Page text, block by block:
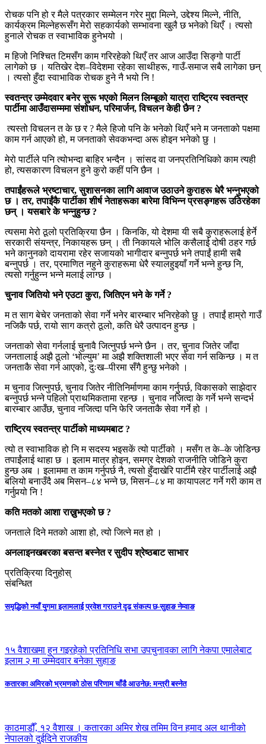
रोचक पनि हो र मैले पत्रकार सम्मेलन गरेर मुद्दा मिल्ने, उद्देश्य मिल्ने, नीति,
कार्यक्रम मिल्नेहरूसँग मेरो सहकार्यको सम्भावना खुलै छ भनेको थिएँ । त्यसो
हुनाले रोचक त स्वाभाविक हुनेभयो ।
म हिजो निश्चित टिमसँग काम गरिरहेको थिएँ तर आज आउँदा सिङ्गो पार्टी
लागेको छ । यतिखेर देश–विदेशमा रहेका साथीहरू, गाउँ-समाज सबै लागेका छन्
। त्यसो हुँदा स्वाभाविक रोचक हुने नै भयो नि !
स्वतन्त्र उम्मेदवार बनेर सुरू भएको मिलन लिम्बूको यात्रा राष्ट्रिय स्वतन्त्र
पार्टीमा आउँदासम्ममा संशोधन,परिमार्जन,विचलन केही छैन ?
त्यस्तो विचलन त के छ र ? मैले हिजो पनि के भनेको थिएँ भने म जनताको पक्षमा
काम गर्न आएको हो, म जनताको सेवकभन्दा अरू होइन भनेको छु ।
मेरो पार्टीले पनि त्योभन्दा बाहिर भन्दैन । सांसद वा जनप्रतिनिधिको काम त्यही
हो, त्यसकारण विचलन हुने कुरो कहीं पनि छैन ।
तपाईंहरूले भ्रष्टाचार,सुशासनका लागि आवाज उठाउने कुराहरू धेरै भन्नुभएको
छ । तर,तपाईंकै पार्टीका शीर्ष नेताहरूका बारेमा विभिन्न प्रसङ्गहरू उठिरहेका
छन् । यसबारे के भन्नुहुन्छ?
त्यसमा मेरो ठूलो प्रतिक्रिया छैन । किनकि, यो देशमा यी सबै कुराहरूलाई हेर्ने
सरकारी संयन्त्र, निकायहरू छन् । ती निकायले भोलि कसैलाई दोषी ठहर गर्छ
भने कानुनको दायरामा रहेर सजायको भागीदार बन्नुपर्छ भने तपाईं हामी सबै
बन्नुपर्छ । तर, प्रमाणित नहुने कुराहरूमा धेरै स्यालहुइयाँ गर्ने भन्ने हुन्छ नि,
त्यसो गर्नुहुन्न भन्ने मलाई लाग्छ ।
चुनाव जितियो भने एउटा कुरा,जितिएन भने के गर्ने ?
म त साग बेचेर जनताको सेवा गर्ने भनेर बारम्बार भनिरहेको छु । तपाईं हाम्रो गाउँ
नजिकै पर्छ, रायो साग कत्रो ठूलो, कति धेरै उत्पादन हुन्छ ।
जनताको सेवा गर्नलाई चुनावै जित्नुपर्छ भन्ने छैन । तर, चुनाव जितेर जाँदा
जनतालाई अझै ठूलो ‘भोल्युम’ मा अझै शक्तिशाली भएर सेवा गर्न सकिन्छ । म त
जनताकै सेवा गर्न आएको, दुःख–पीरमा सँगै हुन्छु भनेको ।
म चुनाव जित्नुपर्छ, चुनाव जितेर नीतिनिर्माणमा काम गर्नुपर्छ, विकासको साझेदार
बन्नुपर्छ भन्ने पहिलो प्राथमिकतामा रहन्छ । चुनाव नजित्दा के गर्ने भन्ने सन्दर्भ
बारम्बार आउँछ, चुनाव नजित्दा पनि फेरि जनताकै सेवा गर्ने हो ।
राष्ट्रिय स्वतन्त्र पार्टीको माध्यमबाट ?
त्यो त स्वाभाविक हो नि म सदस्य भइसकें त्यो पार्टीको । मसँग त के–के जोडिन्छ
तपाईंलाई थाहा छ । इलाम मात्र होइन, समग्र देशको राजनीति जोडिने कुरा
हुन्छ अब । इलाममा त काम गर्नुपर्छ नै, त्यसो हुँदाखेरि पार्टीमै रहेर पार्टीलाई अझै
बलियो बनाउँदै अब मिसन–८४ भन्ने छ, मिसन–८४ मा कायापलट गर्ने गरी काम त
गर्नुपर्‍यो नि !
कति मतको आशा राख्नुभएको छ?
जनताले दिने मतको आशा हो, त्यो जित्ने मत हो ।
अनलाइनखबरका बसन्त बस्नेत र सुदीप श्रेष्ठबाट साभार
प्रतिक्रिया दिनुहोस्
संबन्धित
समृद्धिको नयाँ युगमा इलामलाई प्रवेश गराउने दृढ संकल्प छ-सुहाङ नेम्वाङ
१५ वैशाखमा हुन गइरहेको प्रतिनिधि सभा उपचुनावका लागि नेकपा एमालेबाट
इलाम २ मा उम्मेदवार बनेका सुहाङ
कतारका अमिरको भ्रमणको ठोस परिणाम चाँडै आउनेछ: मन्त्री बस्नेत
काठमाडौँ, १२ वैशाख । कतारका अमिर शेख तमिम विन हमाद अल थानीको
नेपालको दुईदिने राजकीय